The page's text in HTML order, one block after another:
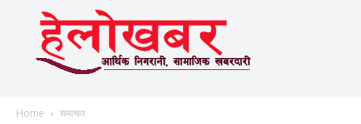
Home समाचार